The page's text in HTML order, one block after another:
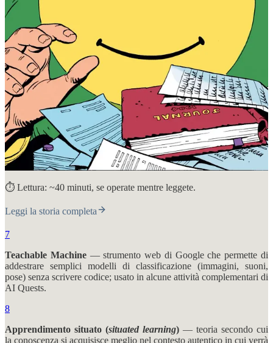
⏱️ Lettura: ~40 minuti, se operate mentre leggete.
Leggi la storia completa
7
Teachable Machine— strumento web di Google che permette di
addestrare semplici modelli di classificazione (immagini, suoni,
pose) senza scrivere codice; usato in alcune attività complementari di
AI Quests.
8
Apprendimento situato (situated learning) — teoria secondo cui
la conoscenza si acquisisce meglio nel contesto autentico in cui verrà